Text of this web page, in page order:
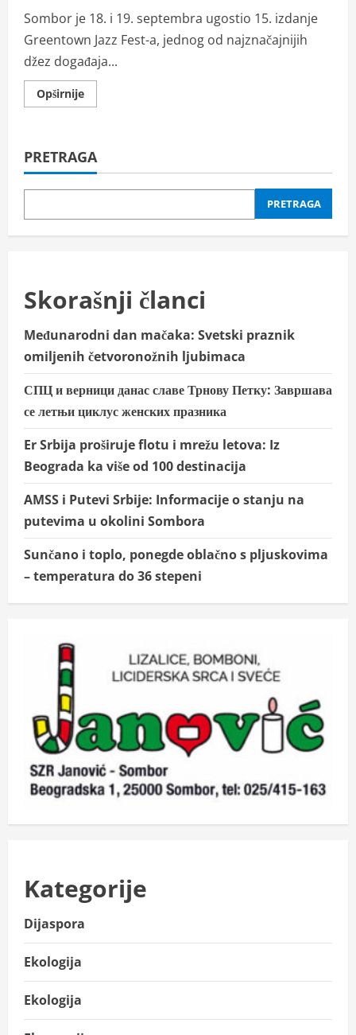
Sombor je 18. i 19. septembra ugostio 15. izdanje
Greentown Jazz Fest-a, jednog od najznačajnijih
džez događaja...
OpširnijeRead
more
odrzan
Green
town
festival
PRETRAGA
PRETRAGA
Skorašnji članci
Međunarodni dan mačaka: Svetski praznik
omiljenih četvoronožnih ljubimaca
СПЦ и верници данас славе Трнову Петку: Завршава
се летњи циклус женских празника
Er Srbija proširuje flotu i mrežu letova: Iz
Beograda ka više od 100 destinacija
AMSS i Putevi Srbije: Informacije o stanju na
putevima u okolini Sombora
Sunčano i toplo, ponegde oblačno s pljuskovima
– temperatura do 36 stepeni
Kategorije
Dijaspora
Ekologija
Ekologija